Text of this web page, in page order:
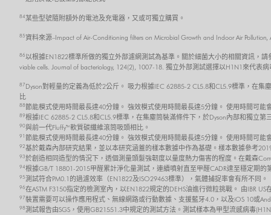
84某些型號隨附額外的電池及充電器，又或可獨立購買。
85資料來源–Impact of Air-Conditioning filters on Microbial Growth and Indoor Air
86以根據EN1822標準所做的獨立外部濾網測試為基準。關於細菌大小的相關資訊，請參
viable cells. Journal of bacteriology, 124(2), 1007-18. 獨立外部測試選擇以H1N1來代表
87 Dyson對輕量的定義為低於2公斤。 吸力根據IEC 62885-2 CL5.8和CL5.9標準，在
比
88節能模式使用時間最長達40分鐘。 強效模式使用時間最長達5分鐘。 使用時間可能
89根據IEC 62885-2 CL5.8和CL5.9標準，在集塵筒裝滿條件下，於Dyson內部和獨立
90與前一代Fluffy™軟質碳纖維滾筒吸頭相比。
91 節能模式使用時間最長達40分鐘。 強效模式使用時間最長達5分鐘。 使用時間可能
92基於戴森內部研究結果，並以本研究涵蓋的樣本數據中作為基礎。樣本數據參考
93於創造相同造型的情況下，透個測量頭髮強韌度以量度熱力傷害的程度。在戴森
94根據GB/T 18801-2015甲醛累計淨化量測試，連續噴射直至甲醛CADR達至穩定期
95 測試符合PM0.1的過濾效率（EN1822及ISO29463標準），氣體捕捉率會有所不同。
96在ASTM F3150指定的檢測室內，以EN1822規定的DEHS油進行微粒挑戰。 由IBR
97裝置需要可以操作應用程式、無線網路或行動數據、支援藍牙4.0，以及iOS 10或
98 測試報告由SGS，使用GB21551.3中規定的測試方法。測試樣本為甲型流感病毒